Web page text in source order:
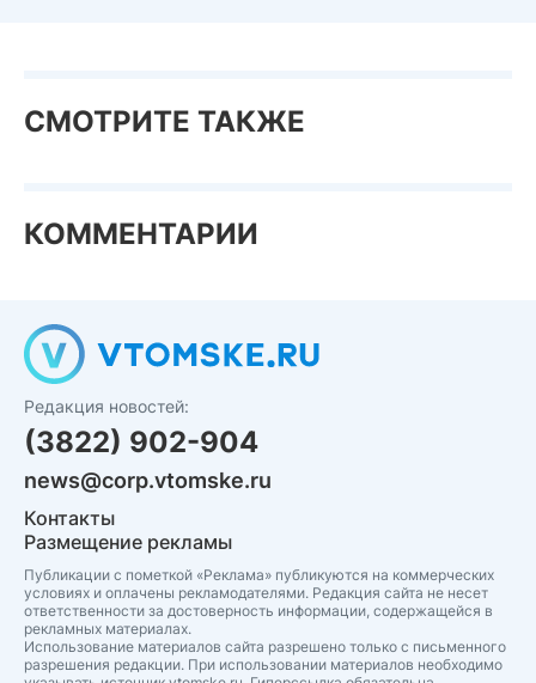
СМОТРИТЕ ТАКЖЕ
КОММЕНТАРИИ
Редакция новостей:
(3822) 902-904
news@corp.vtomske.ru
Контакты
Размещение рекламы
Публикации с пометкой «Реклама» публикуются на коммерческих
условиях и оплачены рекламодателями. Редакция сайта не несет
ответственности за достоверность информации, содержащейся в
рекламных материалах.
Использование материалов сайта разрешено только с письменного
разрешения редакции. При использовании материалов необходимо